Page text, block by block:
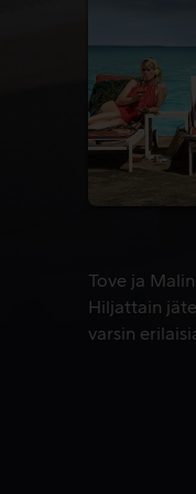
Tove ja
Tove ja
Hiljattain
varsin